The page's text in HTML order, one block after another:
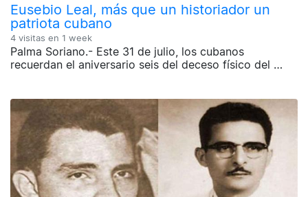
Eusebio Leal, más que un historiador un
patriota cubano
4 visitas en 1 week
Palma Soriano.- Este 31 de julio, los cubanos
recuerdan el aniversario seis del deceso físico del …